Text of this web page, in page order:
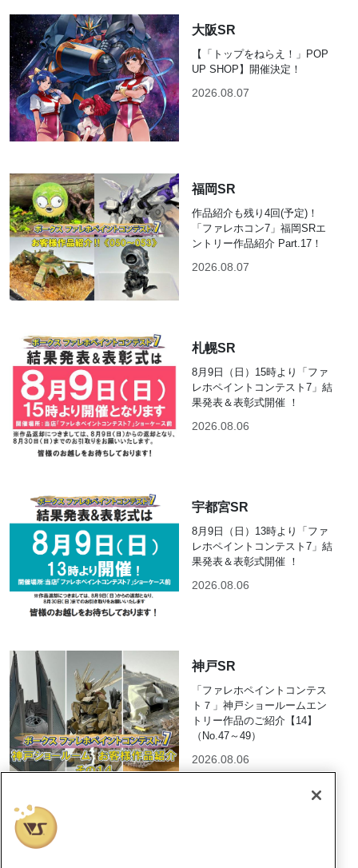
大阪SR
【「トップをねらえ！」POP
UP SHOP】開催決定！
2026.08.07
福岡SR
作品紹介も残り4回(予定)！
「ファレホコン7」福岡SRエ
ントリー作品紹介 Part.17！
2026.08.07
札幌SR
8月9日（日）15時より「ファ
レホペイントコンテスト7」結
果発表＆表彰式開催 ！
2026.08.06
宇都宮SR
8月9日（日）13時より「ファ
レホペイントコンテスト7」結
果発表＆表彰式開催 ！
2026.08.06
神戸SR
「ファレホペイントコンテス
ト７」神戸ショールームエン
トリー作品のご紹介【14】
（No.47～49）
2026.08.06